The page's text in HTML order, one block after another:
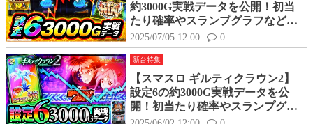
約3000G実戦データを公開！初当
たり確率やスランプグラフなど高
設定の挙動はどんな感じ？
2025/07/05 12:00 0
新台特集
【スマスロ ギルティクラウン2】
設定6の約3000G実戦データを公
開！初当たり確率やスランプグラ
フなど高設定の挙動はどんな感